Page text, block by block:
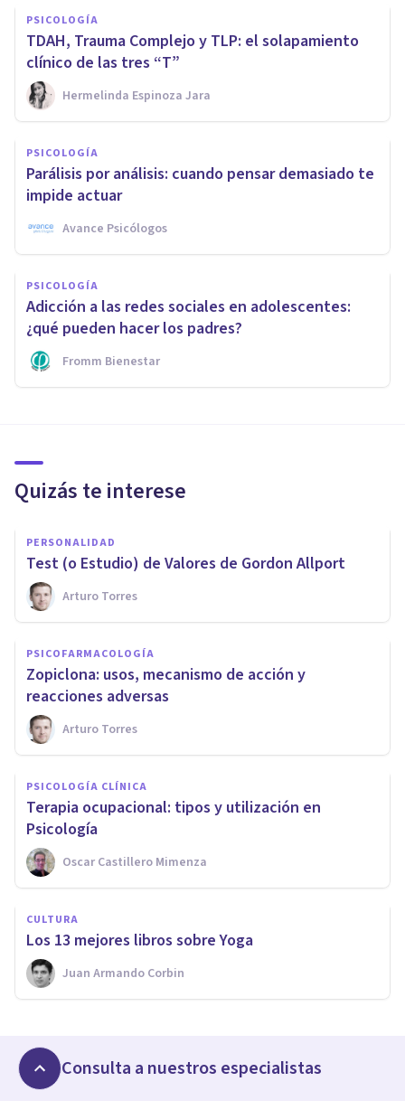
PSICOLOGÍA
TDAH, Trauma Complejo y TLP: el solapamiento
clínico de las tres “T”
Hermelinda Espinoza Jara
PSICOLOGÍA
Parálisis por análisis: cuando pensar demasiado te
impide actuar
Avance Psicólogos
PSICOLOGÍA
Adicción a las redes sociales en adolescentes:
¿qué pueden hacer los padres?
Fromm Bienestar
Quizás te interese
PERSONALIDAD
Test (o Estudio) de Valores de Gordon Allport
Arturo Torres
PSICOFARMACOLOGÍA
Zopiclona: usos, mecanismo de acción y
reacciones adversas
Arturo Torres
PSICOLOGÍA CLÍNICA
Terapia ocupacional: tipos y utilización en
Psicología
Oscar Castillero Mimenza
CULTURA
Los 13 mejores libros sobre Yoga
Juan Armando Corbin
Consulta a nuestros especialistas